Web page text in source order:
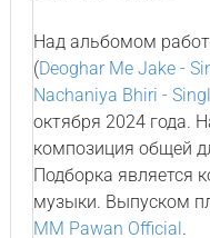
Над альбомом
(Deoghar Me Jake -
Nachaniya Bhiri -
октября 2024 года.
композиция общей
Подборка является
музыки. Выпуском
MM Pawan Official.